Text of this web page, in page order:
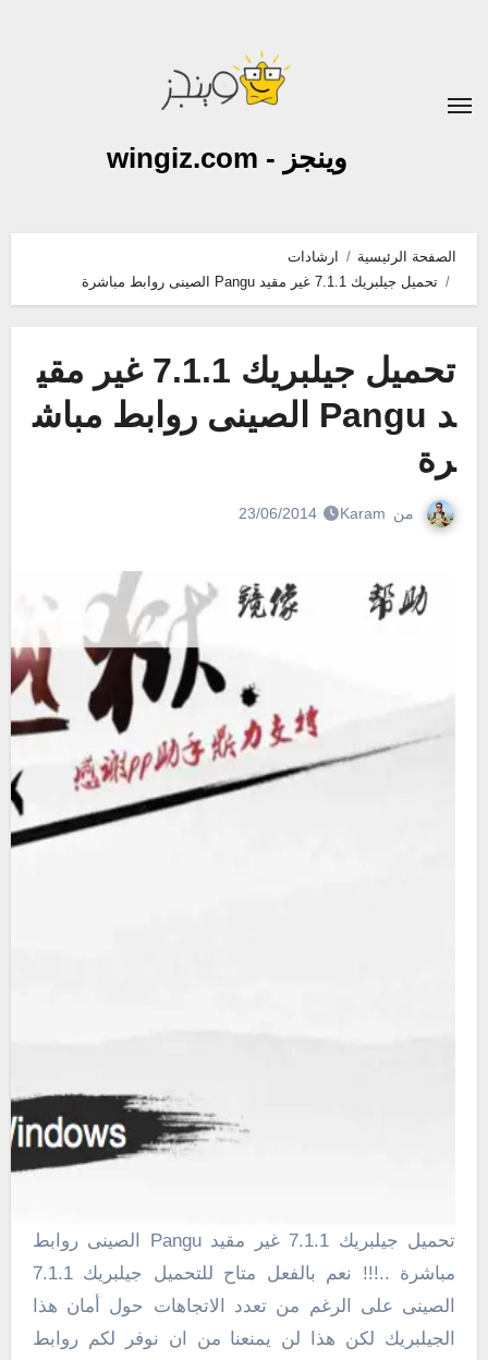
وينجز - wingiz.com
الصفحة الرئيسية
ارشادات
تحميل جيلبريك 7.1.1 غير مقيد Pangu الصينى روابط مباشرة
تحميل جيلبريك 7.1.1 غير مقي
د Pangu الصينى روابط مباش
رة
من Karam
23/06/2014
تحميل جيلبريك 7.1.1 غير مقيد Pangu الصينى روابط
مباشرة ..!!! نعم بالفعل متاح للتحميل جيلبريك 7.1.1
الصينى على الرغم من تعدد الاتجاهات حول أمان هذا
الجيلبريك لكن هذا لن يمنعنا من ان نوفر لكم روابط